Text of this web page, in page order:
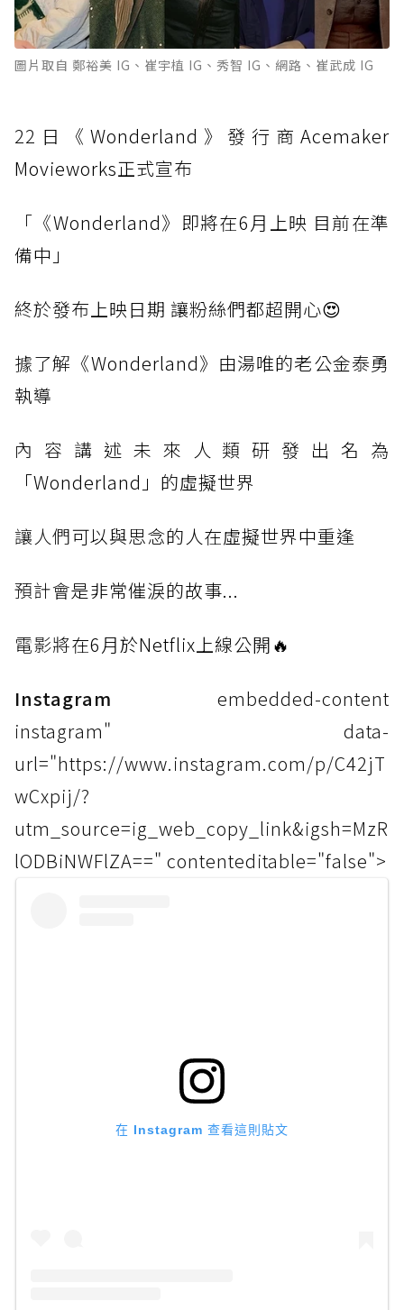
圖片取自 鄭裕美 IG、崔宇植 IG、秀智 IG、網路、崔武成 IG
22 日《Wonderland》發行商Acemaker
Movieworks正式宣布
「《Wonderland》即將在6月上映 目前在準
備中」
終於發布上映日期 讓粉絲們都超開心😍
據了解 《Wonderland》由湯唯的老公金泰勇
執導
內容講 述未來人類研發出名為
「Wonderland」的虛擬世界
讓人們可以與思念的人在虛擬世界中重逢
預計會是非常催淚的故事...
電影將在6月於Netflix上線公開🔥
Instagram embedded-content
instagram" data-
url="https://www.instagram.com/p/C42jT
wCxpij/?
utm_source=ig_web_copy_link&igsh=MzR
lODBiNWFlZA==" contenteditable="false">
在 Instagram 查看這則貼文